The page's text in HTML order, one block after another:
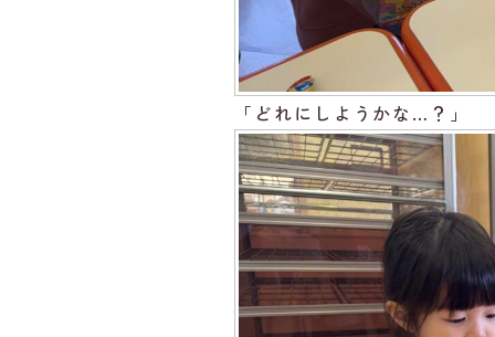
「どれにしようかな…？」